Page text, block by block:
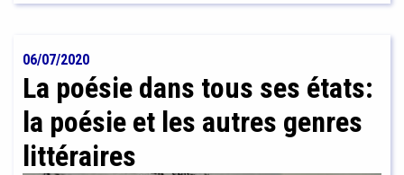
06/07/2020
La poésie dans tous ses états:
la poésie et les autres genres
littéraires